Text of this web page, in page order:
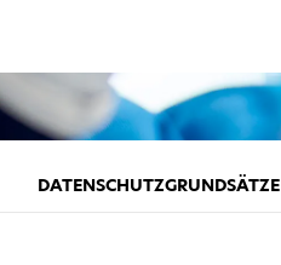
DATENSCHUTZGRUNDSÄTZE